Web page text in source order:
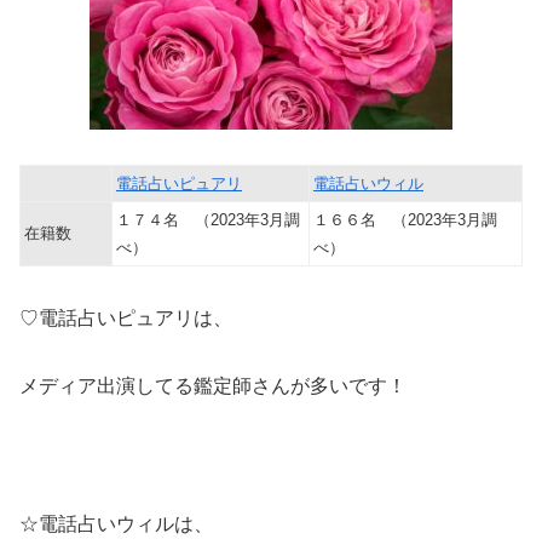
電話占いピュアリ 電話占いウィル
在籍数
１７４名 （2023年3月調
べ）
１６６名 （2023年3月調
べ）
♡電話占いピュアリは、
メディア出演してる鑑定師さんが多いです！
☆電話占いウィルは、